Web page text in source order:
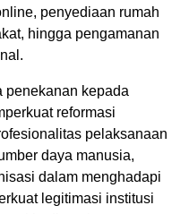
penyediaan rumah
hingga pengamanan
penekanan kepada
reformasi
pelaksanaan
daya manusia,
dalam menghadapi
legitimasi institusi